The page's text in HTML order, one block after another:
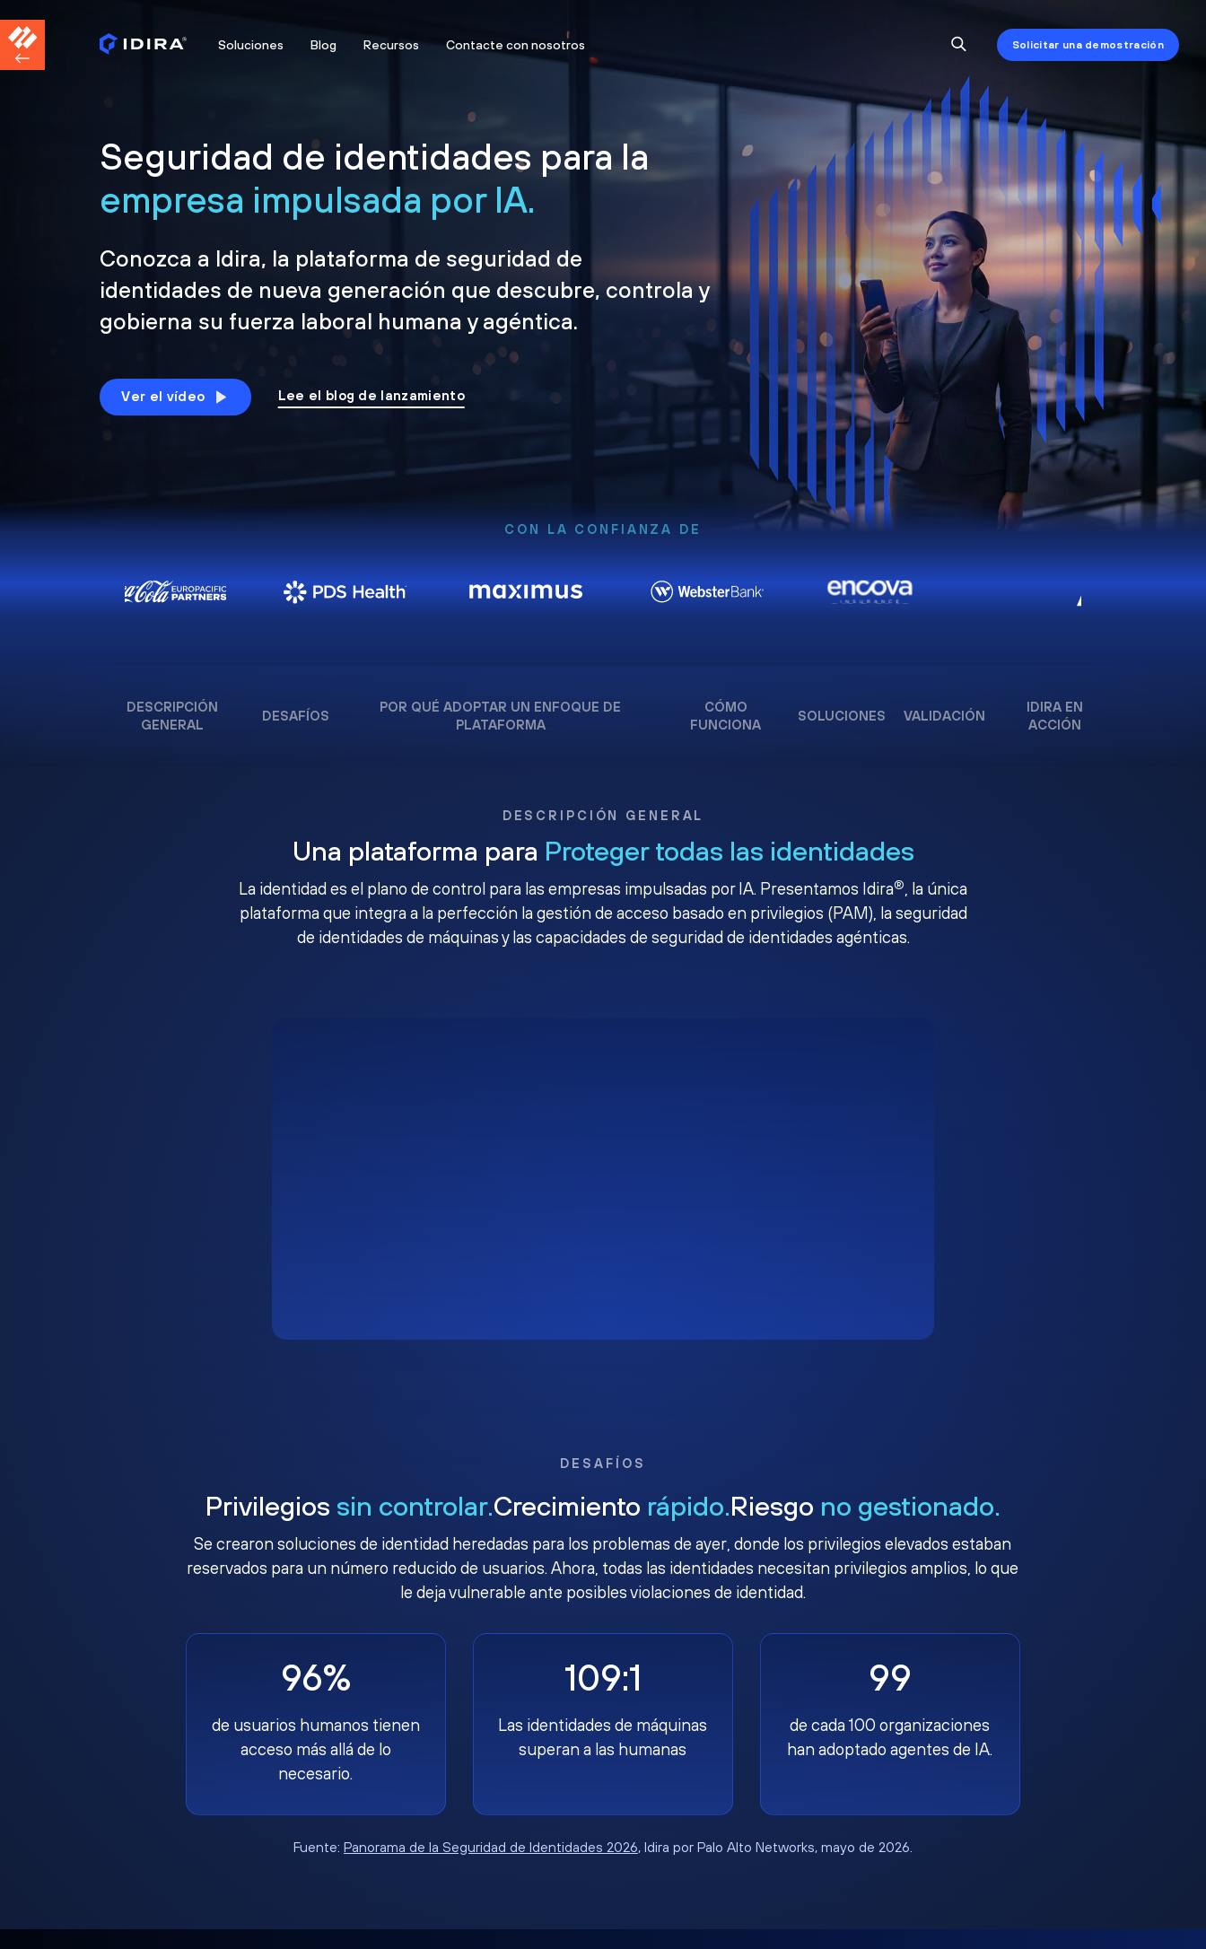
Soluciones Blog Recursos Contacte con nosotros Solicitar una demostración
Seguridad de identidades para la
empresa impulsada por IA.
Conozca a Idira, la plataforma de seguridad de
identidades de nueva generación que descubre, controla y
gobierna su fuerza laboral humana y agéntica.
Ver el vídeo Lee el blog de lanzamiento
CON LA CONFIANZA DE
DESCRIPCIÓN
GENERAL
DESAFÍOS
POR QUÉ ADOPTAR UN ENFOQUE DE
PLATAFORMA
CÓMO
FUNCIONA
SOLUCIONES VALIDACIÓN
IDIRA EN
ACCIÓN
DESCRIPCIÓN GENERAL
Una plataforma para Proteger todas las identidades
La identidad es el plano de control para las empresas impulsadas por IA. Presentamos Idira®, la única
plataforma que integra a la perfección la gestión de acceso basado en privilegios (PAM), la seguridad
de identidades de máquinas y las capacidades de seguridad de identidades agénticas.
DESAFÍOS
Privilegios sin controlar.Crecimiento rápido.Riesgo no gestionado.
Se crearon soluciones de identidad heredadas para los problemas de ayer, donde los privilegios elevados estaban
reservados para un número reducido de usuarios. Ahora, todas las identidades necesitan privilegios amplios, lo que
le deja vulnerable ante posibles violaciones de identidad.
96%
de usuarios humanos tienen
acceso más allá de lo
necesario.
109:1
Las identidades de máquinas
superan a las humanas
99
de cada 100 organizaciones
han adoptado agentes de IA.
Fuente: Panorama de la Seguridad de Identidades 2026, Idira por Palo Alto Networks, mayo de 2026.